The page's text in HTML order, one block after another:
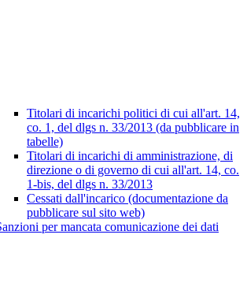
Titolari di incarichi politici di cui all'art. 14,
co. 1, del dlgs n. 33/2013 (da pubblicare in
tabelle)
Titolari di incarichi di amministrazione, di
direzione o di governo di cui all'art. 14, co.
1-bis, del dlgs n. 33/2013
Cessati dall'incarico (documentazione da
pubblicare sul sito web)
per mancata comunicazione dei dati